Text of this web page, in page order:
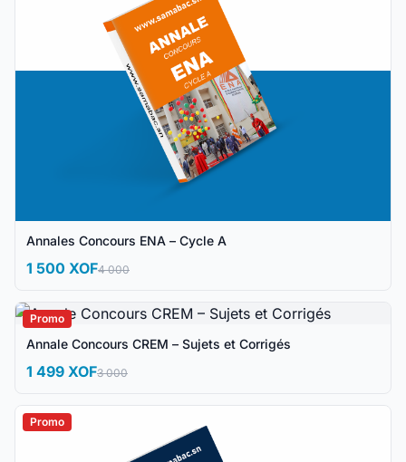
Annales Concours ENA – Cycle A
1 500 XOF4 000
Promo
Annale Concours CREM – Sujets et Corrigés
1 499 XOF3 000
Promo